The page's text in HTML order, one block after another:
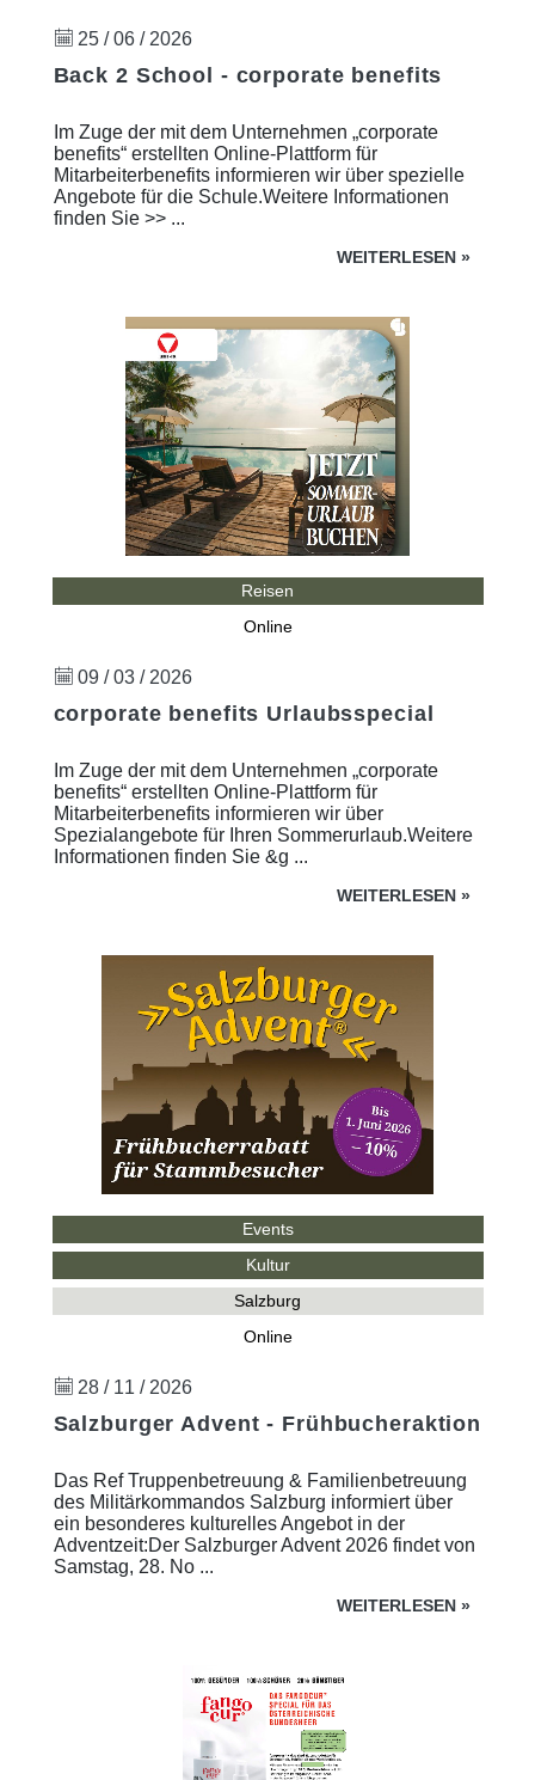
25 / 06 / 2026
Back 2 School - corporate benefits
Im Zuge der mit dem Unternehmen „corporate
benefits“ erstellten Online-Plattform für
Mitarbeiterbenefits informieren wir über spezielle
Angebote für die Schule.Weitere Informationen
finden Sie >> ...
WEITERLESEN »
Reisen
Online
09 / 03 / 2026
corporate benefits Urlaubsspecial
Im Zuge der mit dem Unternehmen „corporate
benefits“ erstellten Online-Plattform für
Mitarbeiterbenefits informieren wir über
Spezialangebote für Ihren Sommerurlaub.Weitere
Informationen finden Sie &g ...
WEITERLESEN »
Events
Kultur
Salzburg
Online
28 / 11 / 2026
Salzburger Advent - Frühbucheraktion
Das Ref Truppenbetreuung & Familienbetreuung
des Militärkommandos Salzburg informiert über
ein besonderes kulturelles Angebot in der
Adventzeit:Der Salzburger Advent 2026 findet von
Samstag, 28. No ...
WEITERLESEN »